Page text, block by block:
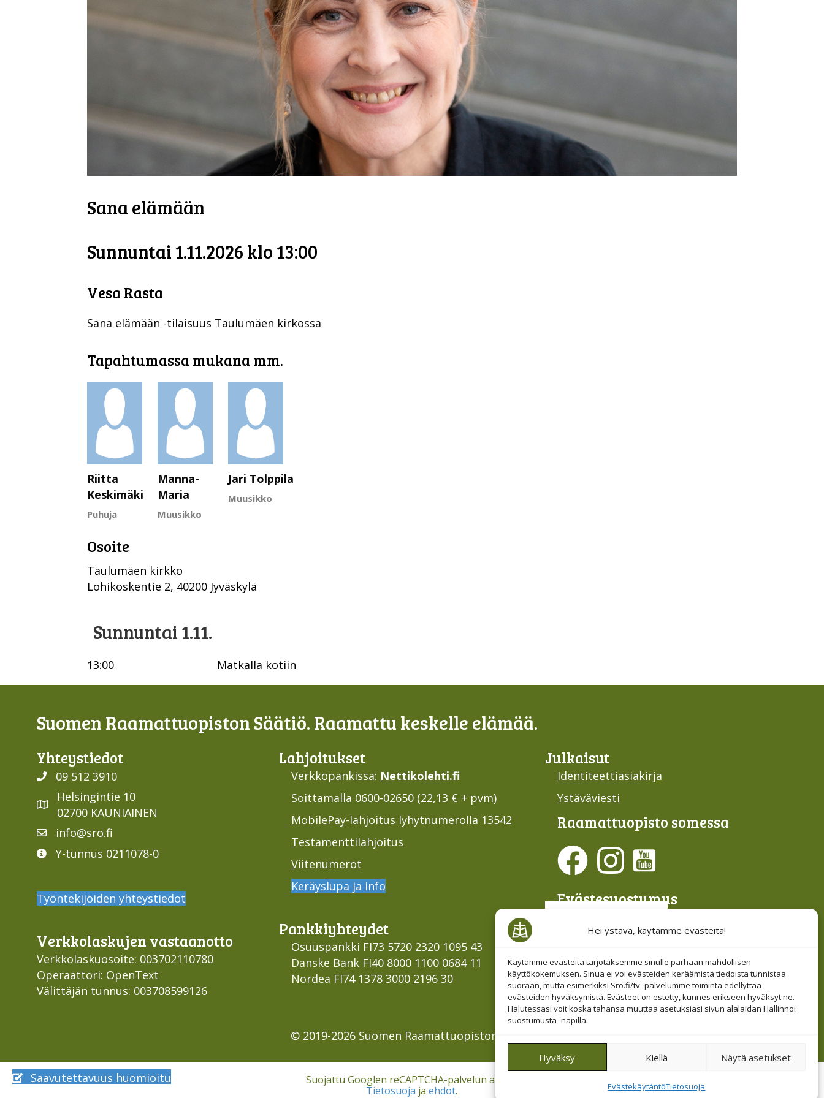
Hei ystävä, käytämme evästeitä!
Käytämme evästeitä tarjotaksemme sinulle parhaan mahdollisen
käyttökokemuksen. Sinua ei voi evästeiden keräämistä tiedoista tunnistaa
suoraan, mutta esimerkiksi Sro.fi/tv -palvelumme toiminta edellyttää
evästeiden hyväksymistä. Evästeet on estetty, kunnes erikseen hyväksyt ne.
Halutessasi voit koska tahansa muuttaa asetuksiasi sivun alalaidan Hallinnoi
suostumusta -napilla.
Hyväksy Kiellä Näytä asetukset
EvästekäytäntöTietosuoja
Sana elämään
Sunnuntai 1.11.2026 klo 13:00
Vesa Rasta
Sana elämään -tilaisuus Taulumäen kirkossa
Tapahtumassa mukana mm.
Riitta
Keskimäki
Puhuja
Manna-
Maria
Muusikko
Jari Tolppila
Muusikko
Osoite
Taulumäen kirkko
Lohikoskentie 2, 40200 Jyväskylä
Sunnuntai 1.11.
13:00 Matkalla kotiin
Suomen Raamattuopiston Säätiö. Raamattu keskelle elämää.
Yhteys­tiedot
09 512 3910
Helsingintie 10
02700 KAUNIAINEN
info@sro.fi
Y-tunnus 0211078-0
Työntekijöiden yhteystiedot
Verkko­laskujen vastaan­otto
Verkkolaskuosoite: 003702110780
Operaattori: OpenText
Välittäjän tunnus: 003708599126
Lahjoi­tukset
Verkkopankissa: Nettikolehti.fi
Soittamalla 0600-02650 (22,13 € + pvm)
MobilePay-lahjoitus lyhytnumerolla 13542
Testamenttilahjoitus
Viitenumerot
Keräyslupa ja info
Pankki­yhteydet
Osuuspankki FI73 5720 2320 1095 43
Danske Bank FI40 8000 1100 0684 11
Nordea FI74 1378 3000 2196 30
Julkaisut
Identiteettiasiakirja
Ystäväviesti
Raamattu­opisto somessa
Evästesuostumus
Etsi sivuiltamme
© 2019-2026 Suomen Raamattuopiston Säätiö
Saavutettavuus huomioitu
Suojattu Googlen reCAPTCHA-palvelun avulla.
Tietosuoja jaehdot.